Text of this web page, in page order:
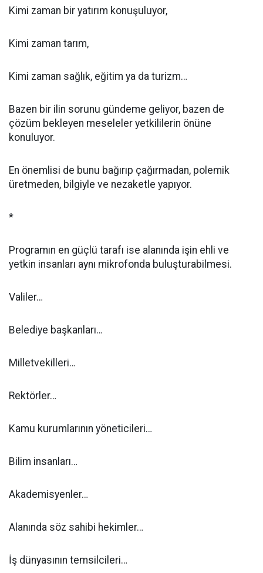
Kimi zaman bir yatırım konuşuluyor,
Kimi zaman tarım,
Kimi zaman sağlık, eğitim ya da turizm…
Bazen bir ilin sorunu gündeme geliyor, bazen de
çözüm bekleyen meseleler yetkililerin önüne
konuluyor.
En önemlisi de bunu bağırıp çağırmadan, polemik
üretmeden, bilgiyle ve nezaketle yapıyor.
*
Programın en güçlü tarafı ise alanında işin ehli ve
yetkin insanları aynı mikrofonda buluşturabilmesi.
Valiler…
Belediye başkanları…
Milletvekilleri…
Rektörler…
Kamu kurumlarının yöneticileri…
Bilim insanları…
Akademisyenler…
Alanında söz sahibi hekimler…
İş dünyasının temsilcileri…